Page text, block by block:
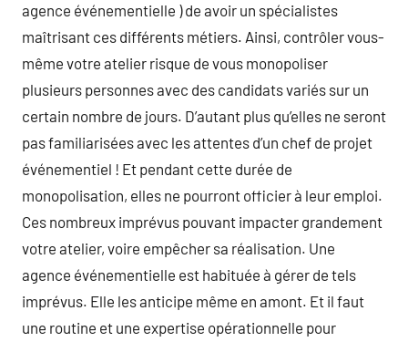
agence événementielle ) de avoir un spécialistes
maîtrisant ces différents métiers. Ainsi, contrôler vous-
même votre atelier risque de vous monopoliser
plusieurs personnes avec des candidats variés sur un
certain nombre de jours. D’autant plus qu’elles ne seront
pas familiarisées avec les attentes d’un chef de projet
événementiel ! Et pendant cette durée de
monopolisation, elles ne pourront officier à leur emploi.
Ces nombreux imprévus pouvant impacter grandement
votre atelier, voire empêcher sa réalisation. Une
agence événementielle est habituée à gérer de tels
imprévus. Elle les anticipe même en amont. Et il faut
une routine et une expertise opérationnelle pour